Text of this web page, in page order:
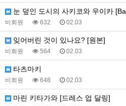
눈 덮인 도시의 사키코와 우이카
비회원 632 02.03
잊어버린 것이 있나요? [원본]
비회원 564 02.03
타츠마키
비회원 648 02.03
마린 키타가와 [드레스 업 달링]